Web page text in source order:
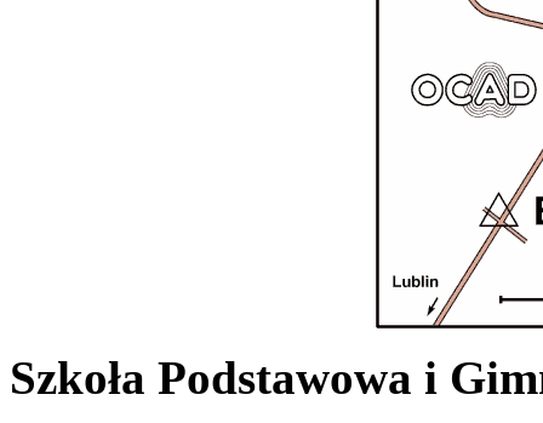
Szkoła Podstawowa i